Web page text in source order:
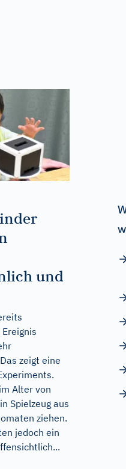
und
zeigt eine
Alter von
Spielzeug aus
ziehen.
jedoch ein